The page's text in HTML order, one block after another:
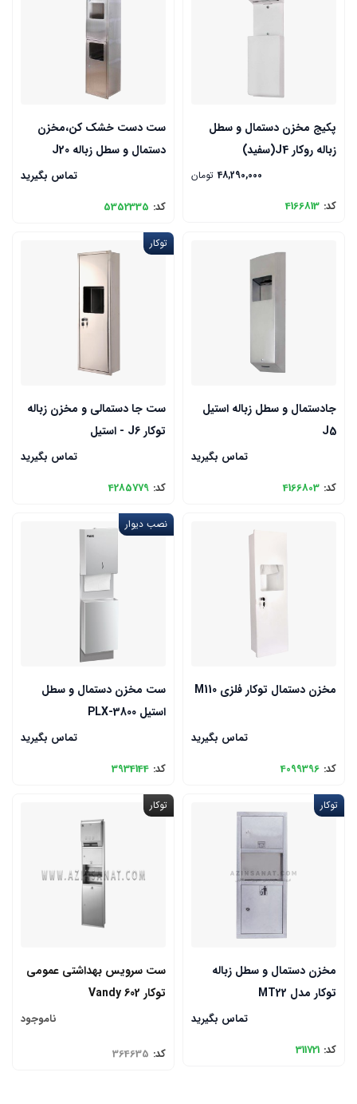
پکیج مخزن دستمال و سطل
زباله روکار J4(سفید)
48,290,000 تومان
کد: 4166813
ست دست خشک کن،مخزن
دستمال و سطل زباله J20
تماس بگیرید
کد: 5352335
جادستمال و سطل زباله استیل
J5
تماس بگیرید
کد: 4166803
توکار
ست جا دستمالی و مخزن زباله
توکار J6 - استیل
تماس بگیرید
کد: 4285779
مخزن دستمال توکار فلزی M110
تماس بگیرید
کد: 4099396
نصب دیوار
ست مخزن دستمال و سطل
استیل PLX-3800
تماس بگیرید
کد: 3934144
توکار
مخزن دستمال و سطل زباله
توکار مدل MT22
تماس بگیرید
کد: 311721
توکار
ست سرویس بهداشتی عمومی
توکار Vandy 602
ناموجود
کد: 364635